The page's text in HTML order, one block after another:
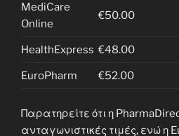
MediCare
Online
€50.00
HealthExpress €48.00
EuroPharm €52.00
Παρατηρείτε ότι η
ανταγωνιστικές τιμές, ενώ η